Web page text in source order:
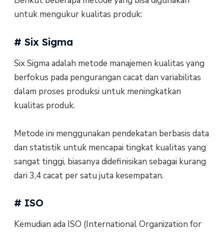
untuk mengukur kualitas produk:
# Six Sigma
Six Sigma adalah metode manajemen kualitas yang
berfokus pada pengurangan cacat dan variabilitas
dalam proses produksi untuk meningkatkan
kualitas produk.
Metode ini menggunakan pendekatan berbasis data
dan statistik untuk mencapai tingkat kualitas yang
sangat tinggi, biasanya didefinisikan sebagai kurang
dari 3,4 cacat per satu juta kesempatan.
# ISO
Kemudian ada ISO (International Organization for